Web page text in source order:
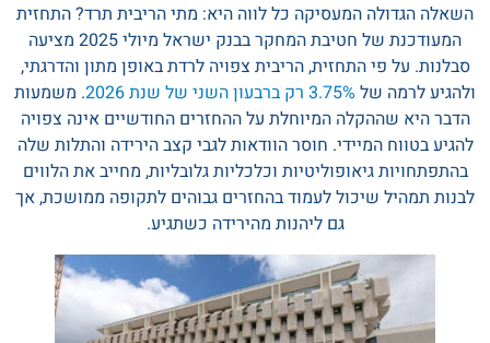
השאלה הגדולה המעסיקה כל לווה היא: מתי הריבית תרד? התחזית
המעודכנת של חטיבת המחקר בבנק ישראל מיולי 2025 מציעה
סבלנות. על פי התחזית, הריבית צפויה לרדת באופן מתון והדרגתי,
ולהגיע לרמה של 3.75% רק ברבעון השני של שנת 2026
. משמעות
הדבר היא שההקלה המיוחלת על ההחזרים החודשיים אינה צפויה
להגיע בטווח המיידי. חוסר הוודאות לגבי קצב הירידה והתלות שלה
בהתפתחויות גיאופוליטיות וכלכליות גלובליות, מחייב את הלווים
לבנות תמהיל שיכול לעמוד בהחזרים גבוהים לתקופה ממושכת, אך
גם ליהנות מהירידה כשתגיע.